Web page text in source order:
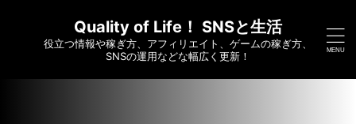
yumei.com/wp-content/themes/affinger/functions.php on
7910
Quality of Life！ SNSと生活
役立つ情報や稼ぎ方、アフィリエイト、ゲームの稼ぎ方、
SNSの運用などな幅広く更新！